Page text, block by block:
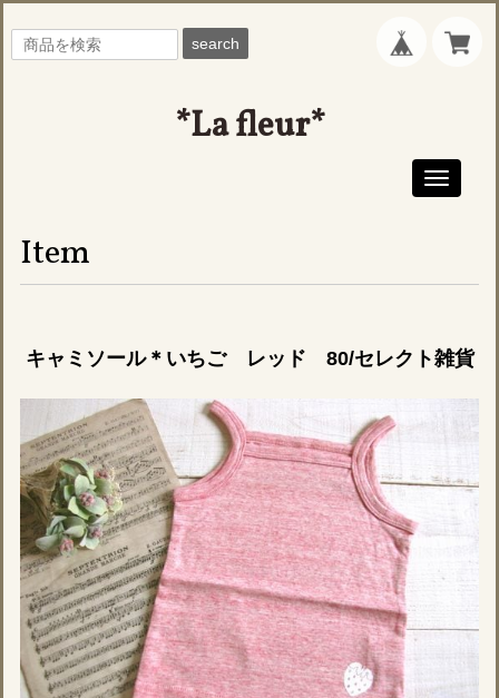
search
*La fleur*
Toggle
Item
キャミソール＊いちご レッド 80/セレクト雑貨